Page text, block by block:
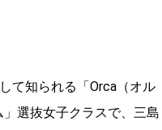
て知られる「Orca（オル
選抜女子クラスで、三島